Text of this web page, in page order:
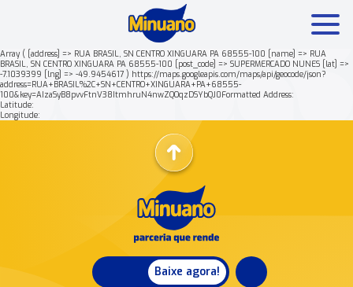
Array ( [address] => RUA BRASIL, SN CENTRO XINGUARA PA 68555-100 [name] => RUA
BRASIL, SN CENTRO XINGUARA PA 68555-100 [post_code] => SUPERMERCADO NUNES [lat] =>
-7.1039399 [lng] => -49.9454617 ) https://maps.googleapis.com/maps/api/geocode/json?
address=RUA+BRASIL%2C+SN+CENTRO+XINGUARA+PA+68555-
100&key=AIzaSyB8pvvFtnV38ItmhruN4nwZQOqzDSYbQJ0Formatted Address:
Latitude:
Longitude:
Baixe agora!
Mais buscados: Produtos Minuano Rende +
Nossa história